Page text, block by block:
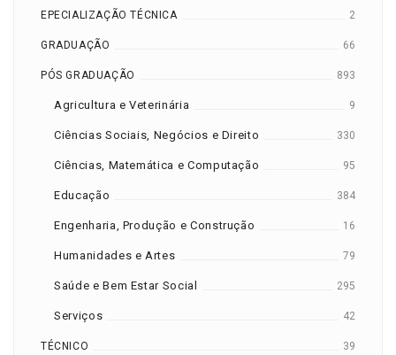
EPECIALIZAÇÃO TÉCNICA 2
GRADUAÇÃO 66
PÓS GRADUAÇÃO 893
Agricultura e Veterinária 9
Ciências Sociais, Negócios e Direito 330
Ciências, Matemática e Computação 95
Educação 384
Engenharia, Produção e Construção 16
Humanidades e Artes 79
Saúde e Bem Estar Social 295
Serviços 42
TÉCNICO 39